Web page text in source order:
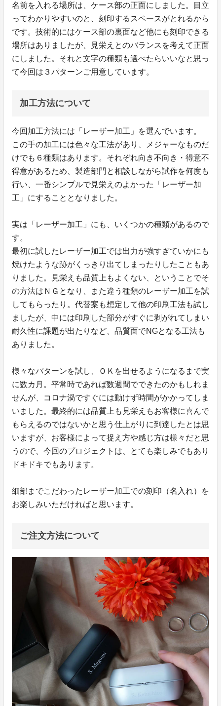
名前を入れる場所は、ケース部の正面にしました。目立
ってわかりやすいのと、刻印するスペースがとれるから
です。技術的にはケース部の裏面など他にも刻印できる
場所はありましたが、見栄えとのバランスを考えて正面
にしました。それと文字の種類も選べたらいいなと思っ
て今回は３パターンご用意しています。
加工方法について
今回加工方法には「レーザー加工」を選んでいます。
この手の加工には色々な工法があり、メジャーなものだ
けでも６種類はあります。それぞれ向き不向き・得意不
得意があるため、製造部門と相談しながら試作を何度も
行い、一番シンプルで見栄えのよかった「レーザー加
工」にすることとなりました。
実は「レーザー加工」にも、いくつかの種類があるので
す。
最初に試したレーザー加工では出力が強すぎていかにも
焼けたような跡がくっきり出てしまったりしたこともあ
りました。見栄えも品質上もよくない、ということでそ
の方法はＮＧとなり、また違う種類のレーザー加工を試
してもらったり。代替案も想定して他の印刷工法も試し
ましたが、中には印刷した部分がすぐに剥がれてしまい
耐久性に課題が出たりなど、品質面でNGとなる工法も
ありました。
様々なパターンを試し、ＯＫを出せるようになるまで実
に数カ月。平常時であれば数週間でできたのかもしれま
せんが、コロナ渦ですぐには動けず時間がかかってしま
いました。最終的には品質上も見栄えもお客様に喜んで
もらえるのではないかと思う仕上がりに到達したとは思
いますが、お客様によって捉え方や感じ方は様々だと思
うので、今回のプロジェクトは、とても楽しみでもあり
ドキドキでもあります。
細部までこだわったレーザー加工での刻印（名入れ）を
お楽しみいただければと思います。
ご注文方法について